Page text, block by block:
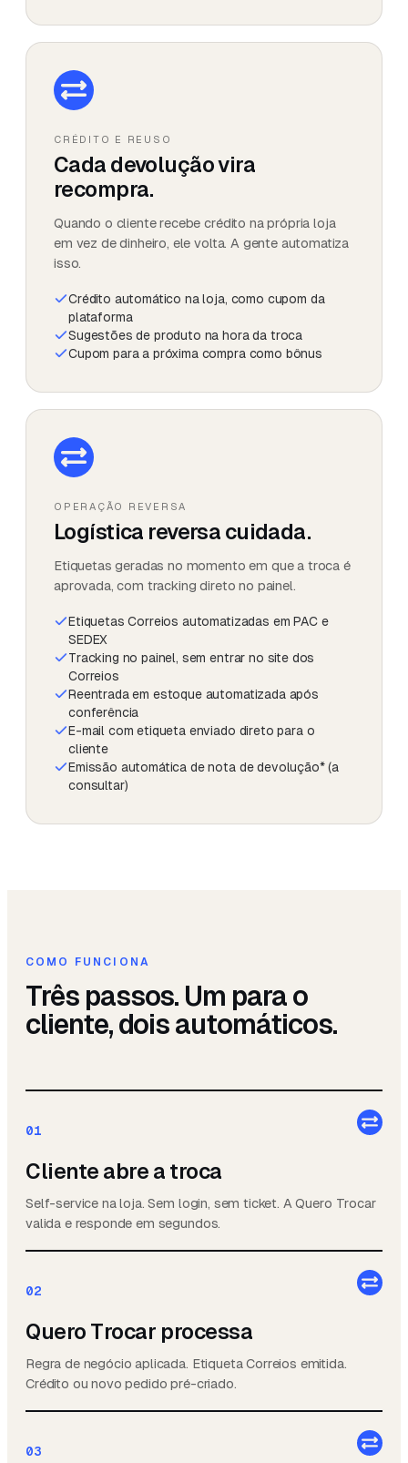
CRÉDITO E REUSO
Cada devolução vira
recompra.
Quando o cliente recebe crédito na própria loja
em vez de dinheiro, ele volta. A gente automatiza
isso.
Crédito automático na loja, como cupom da
plataforma
Sugestões de produto na hora da troca
Cupom para a próxima compra como bônus
OPERAÇÃO REVERSA
Logística reversa cuidada.
Etiquetas geradas no momento em que a troca é
aprovada, com tracking direto no painel.
Etiquetas Correios automatizadas em PAC e
SEDEX
Tracking no painel, sem entrar no site dos
Correios
Reentrada em estoque automatizada após
conferência
E-mail com etiqueta enviado direto para o
cliente
Emissão automática de nota de devolução* (a
consultar)
COMO FUNCIONA
Três passos. Um para o
cliente, dois automáticos.
01
Cliente abre a troca
Self-service na loja. Sem login, sem ticket. A Quero Trocar
valida e responde em segundos.
02
Quero Trocar processa
Regra de negócio aplicada. Etiqueta Correios emitida.
Crédito ou novo pedido pré-criado.
03